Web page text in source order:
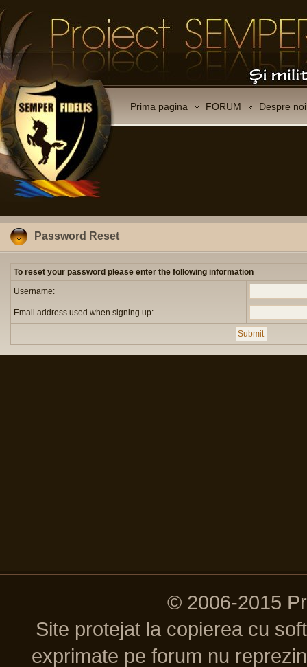
Prima pagina FORUM Despre noi
Password Reset
To reset your password please enter the following information
Username:
Email address used when signing up:
© 2006-2015
Site protejat la copierea cu
exprimate pe forum nu